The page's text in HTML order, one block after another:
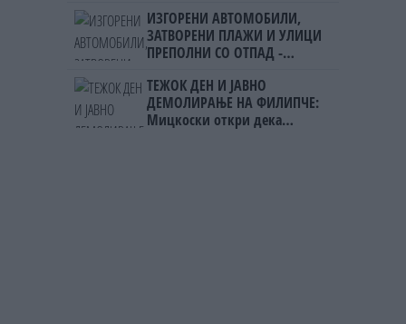
ИЗГОРЕНИ АВТОМОБИЛИ,
ЗАТВОРЕНИ ПЛАЖИ И УЛИЦИ
ПРЕПОЛНИ СО ОТПАД -
мигрантскиот бран кон Сеута
ТЕЖОК ДЕН И ЈАВНО
ДЕМОЛИРАЊЕ НА ФИЛИПЧЕ:
Мицкоски откри дека